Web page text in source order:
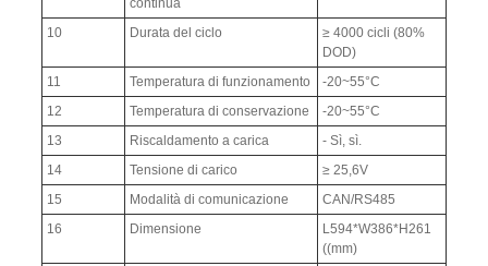
continua
10
Durata del ciclo
≥ 4000 cicli (80%
DOD)
11
Temperatura di funzionamento
-20~55°C
12
Temperatura di conservazione
-20~55°C
13
Riscaldamento a carica
- Sì, sì.
14
Tensione di carico
≥ 25,6V
15
Modalità di comunicazione
CAN/RS485
16
Dimensione
L594*W386*H261
((mm)